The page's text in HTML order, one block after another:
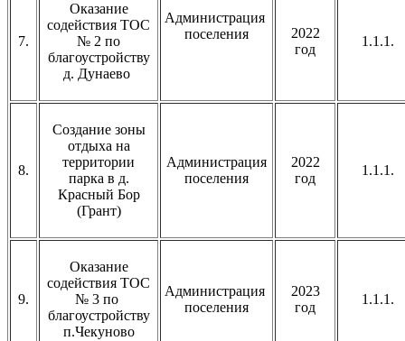
7.
Оказание
содействия ТОС
№ 2 по
благоустройству
д. Дунаево
Администрация
поселения
2022
год
1.1.1.
8.
Создание зоны
отдыха на
территории
парка в д.
Красный Бор
(Грант)
Администрация
поселения
2022
год
1.1.1.
9.
Оказание
содействия ТОС
№ 3 по
благоустройству
п.Чекуново
Администрация
поселения
2023
год
1.1.1.